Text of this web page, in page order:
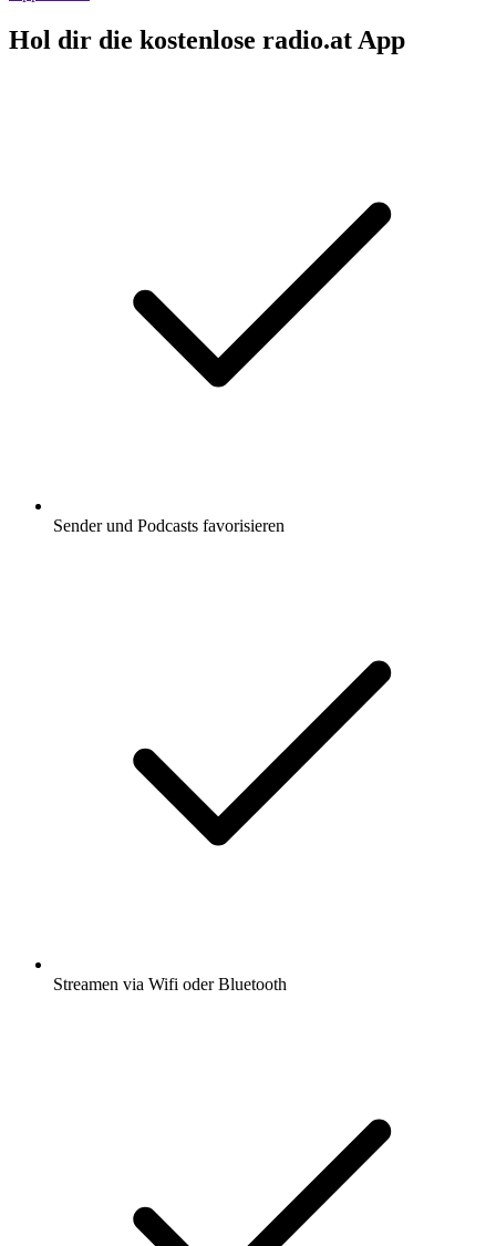
Hol dir die kostenlose radio.at App
Sender und Podcasts favorisieren
Streamen via Wifi oder Bluetooth